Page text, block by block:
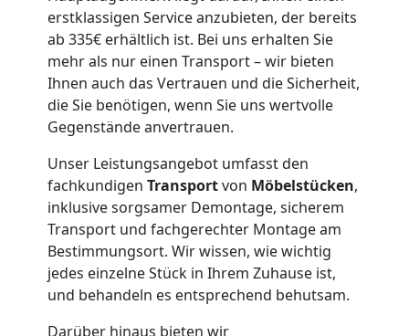
erstklassigen Service anzubieten, der bereits
ab 335€ erhältlich ist. Bei uns erhalten Sie
mehr als nur einen Transport – wir bieten
Ihnen auch das Vertrauen und die Sicherheit,
die Sie benötigen, wenn Sie uns wertvolle
Gegenstände anvertrauen.
Unser Leistungsangebot umfasst den
fachkundigen Transportvon Möbelstücken,
inklusive sorgsamer Demontage, sicherem
Transport und fachgerechter Montage am
Bestimmungsort. Wir wissen, wie wichtig
jedes einzelne Stück in Ihrem Zuhause ist,
und behandeln es entsprechend behutsam.
Darüber hinaus bieten wir
Wiener
Neustadt
Klaviertransport
Wiener
Neustadt
Privatumzug